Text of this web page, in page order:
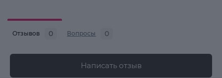
Отзывов 0 Вопросы 0
Написать отзыв